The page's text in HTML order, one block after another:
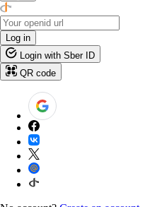
Log in
Login with Sber ID
QR code